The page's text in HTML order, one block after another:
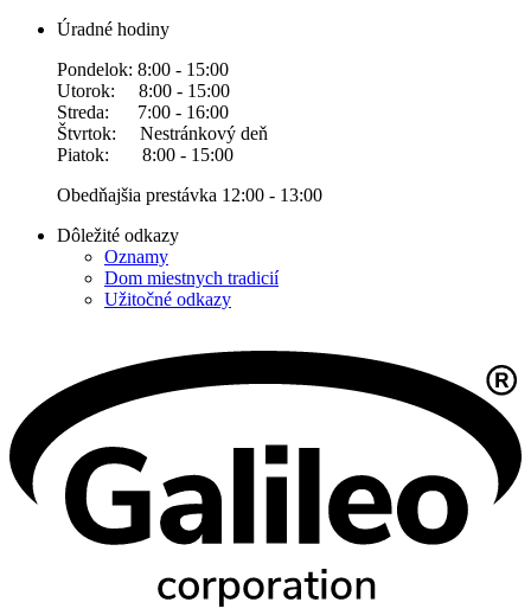
Úradné hodiny
Pondelok: 8:00 - 15:00
Utorok: 8:00 - 15:00
Streda: 7:00 - 16:00
Štvrtok: Nestránkový deň
Piatok: 8:00 - 15:00
Obedňajšia prestávka 12:00 - 13:00
Dôležité odkazy
Oznamy
Dom miestnych tradicií
Užitočné odkazy